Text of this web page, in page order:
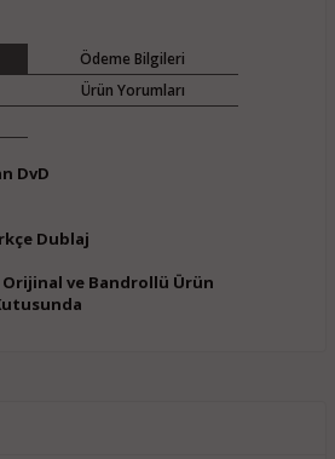
Ödeme Bilgileri
Ürün Yorumları
DvD
Dublaj
Orijinal ve Bandrollü Ürün